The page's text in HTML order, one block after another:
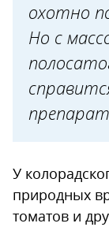
охотно
Но с
У
природных
томатов и